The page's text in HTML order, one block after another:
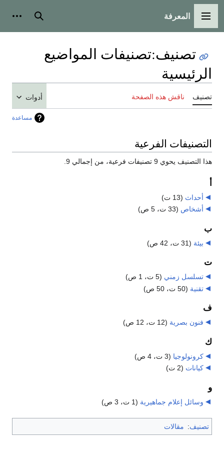
القائمة الرئيسية
المعرفة بحث
تصنيف:تصنيفات المواضيع
الرئيسية
تصنيف ناقش هذه الصفحة أدوات
مساعدة
التصنيفات الفرعية
هذا التصنيف يحوي 9 تصنيفات فرعية، من إجمالي 9.
أحداث (13 ت)
أشخاص (33 ت، 5 ص)
ب
بيئة (31 ت، 42 ص)
ت
تسلسل زمني (5 ت، 1 ص)
تقنية (50 ت، 50 ص)
ف
فنون بصرية (12 ت، 12 ص)
ك
كرونولوجيا (3 ت، 4 ص)
كيانات (2 ت)
و
وسائل إعلام جماهيرية (1 ت، 3 ص)
تصنيف: مقالات